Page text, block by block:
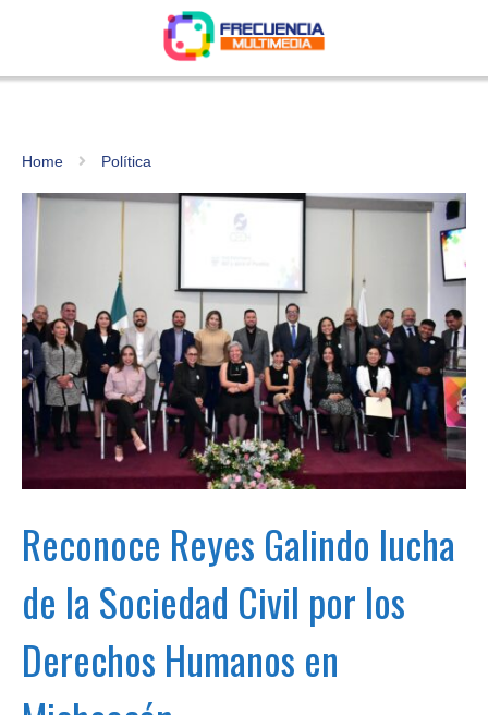
Home Política
Reconoce Reyes Galindo lucha
de la Sociedad Civil por los
Derechos Humanos en